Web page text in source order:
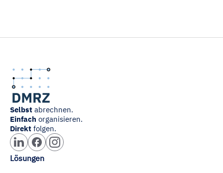
Selbst abrechnen.
Einfach organisieren.
Direkt folgen.
Lösungen